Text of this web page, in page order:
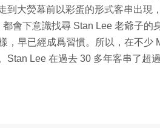
到大熒幕前以彩蛋的形式客串出現
會下意識找尋 Stan Lee 老爺子的
，早已經成爲習慣。所以，在不少
Stan Lee 在過去 30 多年客串了超